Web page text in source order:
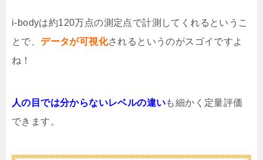
i-bodyは約120万点の測定点で計測してくれるというこ
とで、データが可視化されるというのがスゴイですよ
ね！
人の目では分からないレベルの違いも細かく定量評価
できます。